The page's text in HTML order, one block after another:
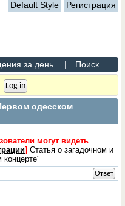
Default Style Регистрация
за день | Поиск
одесском
могут видеть
] Статья о загадочном и
Ответ